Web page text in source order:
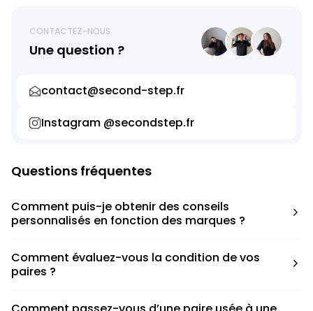
CONTACTEZ-NOUS
Une question ?
contact@second-step.fr
Instagram @secondstep.fr
Questions fréquentes
Comment puis-je obtenir des conseils
personnalisés en fonction des marques ?
pour déterminer la taille appropriée, que ce soit une taille
en dessous, au-dessus ou correspondant à votre taille
Comment évaluez-vous la condition de vos
paires ?